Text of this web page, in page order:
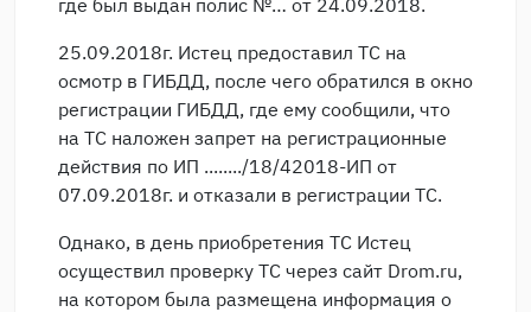
25.09.2018г. Истец предоставил ТС на
осмотр в ГИБДД, после чего обратился в окно
регистрации ГИБДД, где ему сообщили, что
на ТС наложен запрет на регистрационные
действия по ИП ......../18/42018-ИП от
07.09.2018г. и отказали в регистрации ТС.
Однако, в день приобретения ТС Истец
осуществил проверку ТС через сайт Drom.ru,
на котором была размещена информация о